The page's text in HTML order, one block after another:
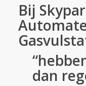
Bij
dan